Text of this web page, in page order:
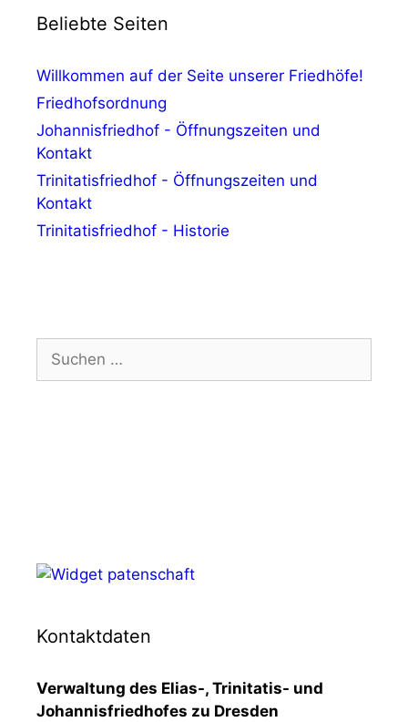
Beliebte Seiten
Willkommen auf der Seite unserer Friedhöfe!
Friedhofsordnung
Johannisfriedhof - Öffnungszeiten und
Kontakt
Trinitatisfriedhof - Öffnungszeiten und
Kontakt
Trinitatisfriedhof - Historie
Suchen
nach:
Kontaktdaten
Verwaltung des Elias-, Trinitatis- und
Johannisfriedhofes zu Dresden